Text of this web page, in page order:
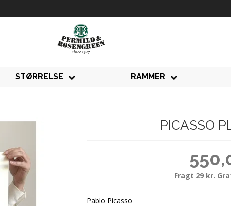
STØRRELSE RAMMER
PICASSO
Fragt 29 kr.
Pablo Picasso